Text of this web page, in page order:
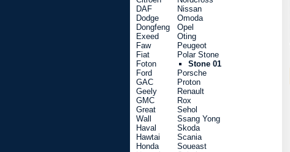
DAF
Dodge
Dongfeng
Exeed
Faw
Fiat
Foton
Ford
GAC
Geely
GMC
Great
Wall
Haval
Hawtai
Honda
Nissan
Omoda
Opel
Oting
Peugeot
Polar Stone
Stone 01
Porsche
Proton
Renault
Rox
Sehol
Ssang Yong
Skoda
Scania
Soueast